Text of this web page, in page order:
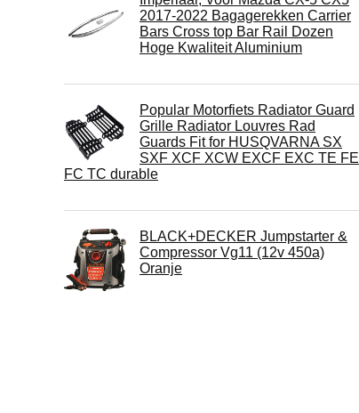
2017-2022 Bagagerekken Carrier
Bars Cross top Bar Rail Dozen
Hoge Kwaliteit Aluminium
Popular Motorfiets Radiator Guard
Grille Radiator Louvres Rad
Guards Fit for HUSQVARNA SX
SXF XCF XCW EXCF EXC TE FE
FC TC durable
BLACK+DECKER Jumpstarter &
Compressor Vg11 (12v 450a)
Oranje